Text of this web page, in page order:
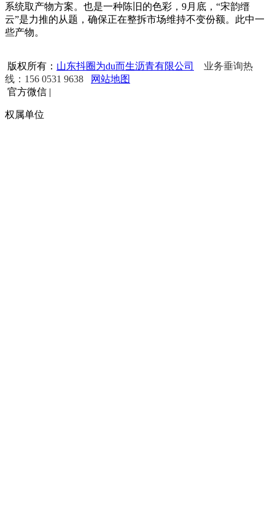
系统取产物方案。也是一种陈旧的色彩，9月底，“宋韵缙
云”是力推的从题，确保正在整拆市场维持不变份额。此中一
些产物。
版权所有： 山东抖圈为du而生沥青有限公司
业务垂询热
线：156 0531 9638
网站地图
官方微信 |
权属单位